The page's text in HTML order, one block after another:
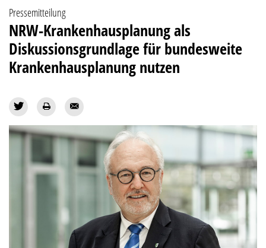
Pressemitteilung
NRW-Krankenhausplanung als
Diskussionsgrundlage für bundesweite
Krankenhausplanung nutzen